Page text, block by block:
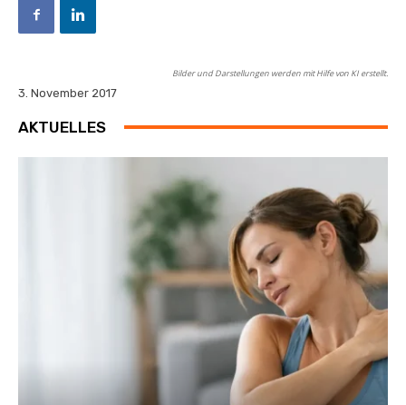
Bilder und Darstellungen werden mit Hilfe von KI erstellt.
3. November 2017
AKTUELLES